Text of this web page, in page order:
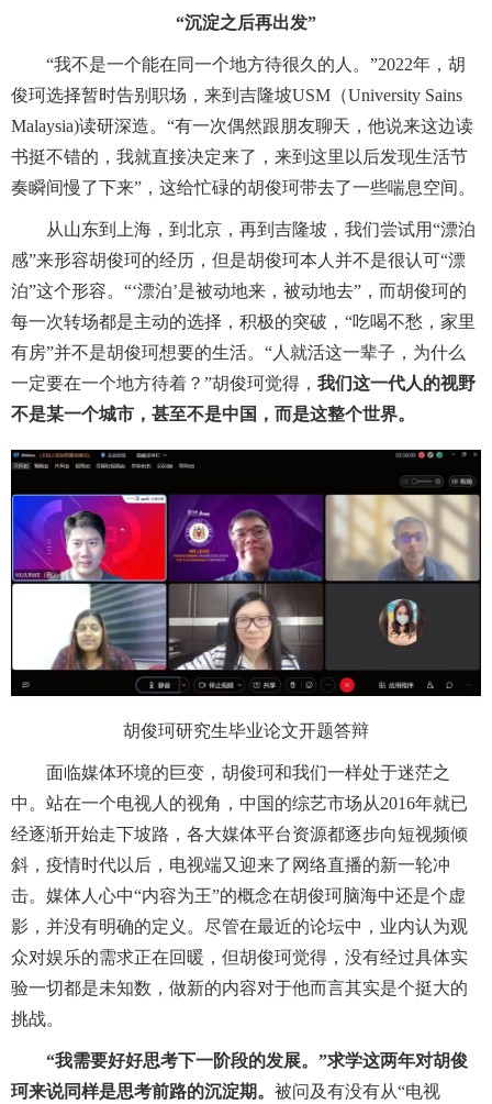
“沉淀之后再出发”
“我不是一个能在同一个地方待很久的人。”2022年，胡
俊珂选择暂时告别职场，来到吉隆坡USM （University Sains
Malaysia)读研深造。“有一次偶然跟朋友聊天，他说来这边读
书挺不错的，我就直接决定来了，来到这里以后发现生活节
奏瞬间慢了下来”，这给忙碌的胡俊珂带去了一些喘息空间。
从山东到上海，到北京，再到吉隆坡，我们尝试用“漂泊
感”来形容胡俊珂的经历，但是胡俊珂本人并不是很认可“漂
泊”这个形容。“‘漂泊’是被动地来，被动地去”，而胡俊珂的
每一次转场都是主动的选择，积极的突破，“吃喝不愁，家里
有房”并不是胡俊珂想要的生活。“人就活这一辈子，为什么
一定要在一个地方待着？”胡俊珂觉得， 我们这一代人的视野
不是某一个城市，甚至不是中国，而是这整个世界。
胡俊珂研究生毕业论文开题答辩
面临媒体环境的巨变，胡俊珂和我们一样处于迷茫之
中。站在一个电视人的视角，中国的综艺市场从2016年就已
经逐渐开始走下坡路，各大媒体平台资源都逐步向短视频倾
斜，疫情时代以后，电视端又迎来了网络直播的新一轮冲
击。媒体人心中“内容为王”的概念在胡俊珂脑海中还是个虚
影，并没有明确的定义。尽管在最近的论坛中，业内认为观
众对娱乐的需求正在回暖，但胡俊珂觉得，没有经过具体实
验一切都是未知数，做新的内容对于他而言其实是个挺大的
挑战。
“我需要好好思考下一阶段的发展。”求学这两年对胡俊
珂来说同样是思考前路的沉淀期。 被问及有没有从“电视